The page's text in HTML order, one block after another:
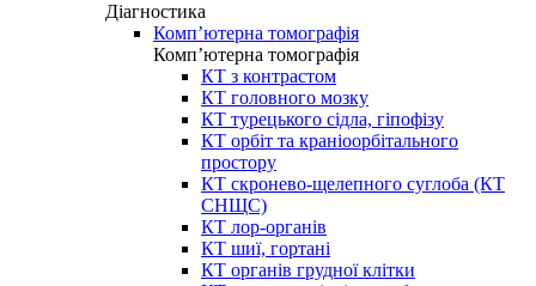
Діагностика
Комп’ютерна томографія
Комп’ютерна томографія
КТ з контрастом
КТ головного мозку
КТ турецького сідла, гіпофізу
КТ орбіт та краніоорбітального
простору
КТ скронево-щелепного суглоба (КТ
СНЩС)
КТ лор-органів
КТ шиї, гортані
КТ органів грудної клітки